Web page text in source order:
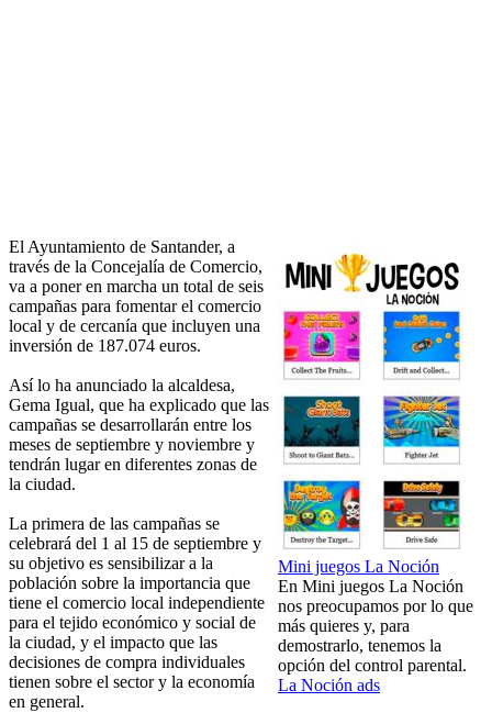
Mini juegos La Noción
En Mini juegos La Noción
nos preocupamos por lo que
más quieres y, para
demostrarlo, tenemos la
opción del control parental.
La Noción ads
El Ayuntamiento de Santander, a
través de la Concejalía de Comercio,
va a poner en marcha un total de seis
campañas para fomentar el comercio
local y de cercanía que incluyen una
inversión de 187.074 euros.
Así lo ha anunciado la alcaldesa,
Gema Igual, que ha explicado que las
campañas se desarrollarán entre los
meses de septiembre y noviembre y
tendrán lugar en diferentes zonas de
la ciudad.
La primera de las campañas se
celebrará del 1 al 15 de septiembre y
su objetivo es sensibilizar a la
población sobre la importancia que
tiene el comercio local independiente
para el tejido económico y social de
la ciudad, y el impacto que las
decisiones de compra individuales
tienen sobre el sector y la economía
en general.